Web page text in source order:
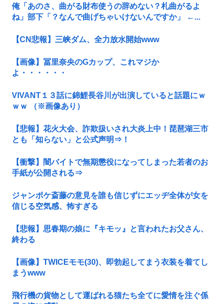
俺「あのさ、曲がる財布使うの辞めない？札曲がるよ
ね」部下「？なんで曲げちゃいけないんですか」 ←...
【CN悲報】三峡ダム、全力放水開始www
【画像】冨里奈央のGカップ、これマジか
よ・・・・・・
VIVANT１３話に錦鯉長谷川が出演していると話題にｗ
ｗｗ （※画像あり）
【悲報】花火大会、詐欺扱いされ大炎上中！琵琶湖三市
とも「知らない」と公式声明⇒！
【衝撃】闇バイトで無期懲役になってしまった若者のお
手紙が公開される⇒
ジャンポケ斎藤の意見を誰も信じずにエッヂ全体が女を
信じる空気感、怖すぎる
【悲報】思春期の娘に『キモッ』と言われたお父さん、
終わる
【画像】TWICEモモ(30)、即勃起してまう衣装を着てし
まうwww
飛行機の貨物として運ばれる猫たち全てに愛情を注ぐ係